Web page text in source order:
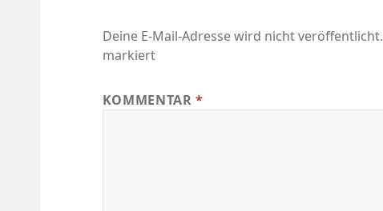
Deine E-Mail-Adresse wird nicht veröffentlicht.
markiert
KOMMENTAR*